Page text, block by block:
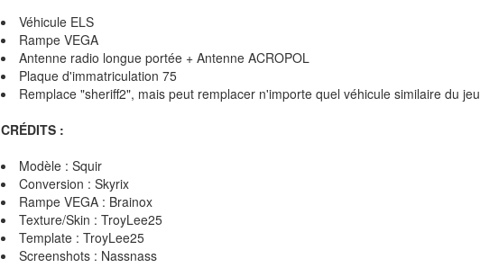
Véhicule ELS
Rampe VEGA
Antenne radio longue portée + Antenne ACROPOL
Plaque d'immatriculation 75
Remplace "sheriff2", mais peut remplacer n'importe quel véhicule similaire du jeu
CRÉDITS :
Modèle : Squir
Conversion : Skyrix
Rampe VEGA : Brainox
Texture/Skin : TroyLee25
Template : TroyLee25
Screenshots : Nassnass